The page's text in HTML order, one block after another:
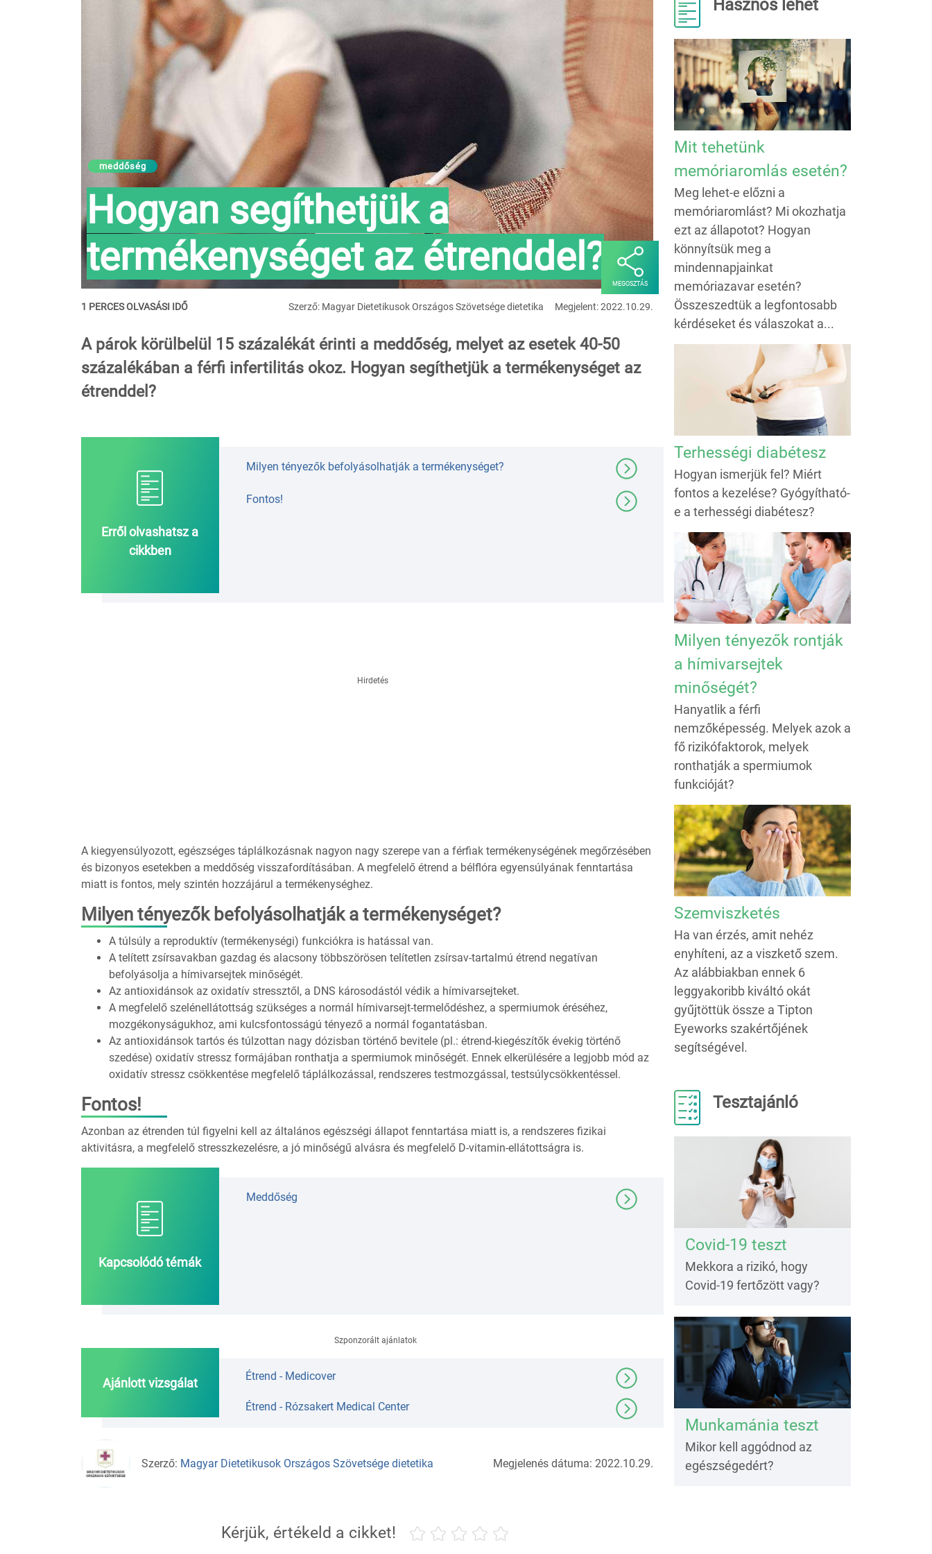
meddőség
Hogyan segíthetjük a
termékenységet az étrenddel?
MEGOSZTÁS
1 PERCES OLVASÁSI IDŐ Megjelent: 2022.10.29.
Szerző: Magyar Dietetikusok Országos Szövetsége dietetika
A párok körülbelül 15 százalékát érinti a meddőség, melyet az esetek 40-50
százalékában a férfi infertilitás okoz. Hogyan segíthetjük a termékenységet az
étrenddel?
Erről olvashatsz a
cikkben
Milyen tényezők befolyásolhatják a termékenységet?
Fontos!
Hirdetés
A kiegyensúlyozott, egészséges táplálkozásnak nagyon nagy szerepe van a férfiak termékenységének megőrzésében
és bizonyos esetekben a meddőség visszafordításában. A megfelelő étrend a bélflóra egyensúlyának fenntartása
miatt is fontos, mely szintén hozzájárul a termékenységhez.
Milyen tényezők befolyásolhatják a termékenységet?
A túlsúly a reproduktív (termékenységi) funkciókra is hatással van.
A telített zsírsavakban gazdag és alacsony többszörösen telítetlen zsírsav-tartalmú étrend negatívan
befolyásolja a hímivarsejtek minőségét.
Az antioxidánsok az oxidatív stressztől, a DNS károsodástól védik a hímivarsejteket.
A megfelelő szelénellátottság szükséges a normál hímivarsejt-termelődéshez, a spermiumok éréséhez,
mozgékonyságukhoz, ami kulcsfontosságú tényező a normál fogantatásban.
Az antioxidánsok tartós és túlzottan nagy dózisban történő bevitele (pl.: étrend-kiegészítők évekig történő
szedése) oxidatív stressz formájában ronthatja a spermiumok minőségét. Ennek elkerülésére a legjobb mód az
oxidatív stressz csökkentése megfelelő táplálkozással, rendszeres testmozgással, testsúlycsökkentéssel.
Fontos!
Azonban az étrenden túl figyelni kell az általános egészségi állapot fenntartása miatt is, a rendszeres fizikai
aktivitásra, a megfelelő stresszkezelésre, a jó minőségű alvásra és megfelelő D-vitamin-ellátottságra is.
Kapcsolódó témák
Meddőség
Ajánlott vizsgálat
Szponzorált ajánlatok
Étrend - Medicover
Étrend - Rózsakert Medical Center
Szerző: Magyar Dietetikusok Országos Szövetsége dietetika Megjelenés dátuma: 2022.10.29.
Kérjük, értékeld a cikket!
Hasznos lehet
Mit tehetünk
memóriaromlás esetén?
Meg lehet-e előzni a
memóriaromlást? Mi okozhatja
ezt az állapotot? Hogyan
könnyítsük meg a
mindennapjainkat
memóriazavar esetén?
Összeszedtük a legfontosabb
kérdéseket és válaszokat a...
Terhességi diabétesz
Hogyan ismerjük fel? Miért
fontos a kezelése? Gyógyítható-
e a terhességi diabétesz?
Milyen tényezők rontják
a hímivarsejtek
minőségét?
Hanyatlik a férfi
nemzőképesség. Melyek azok a
fő rizikófaktorok, melyek
ronthatják a spermiumok
funkcióját?
Szemviszketés
Ha van érzés, amit nehéz
enyhíteni, az a viszkető szem.
Az alábbiakban ennek 6
leggyakoribb kiváltó okát
gyűjtöttük össze a Tipton
Eyeworks szakértőjének
segítségével.
Tesztajánló
Covid-19 teszt
Mekkora a rizikó, hogy
Covid-19 fertőzött vagy?
Munkamánia teszt
Mikor kell aggódnod az
egészségedért?